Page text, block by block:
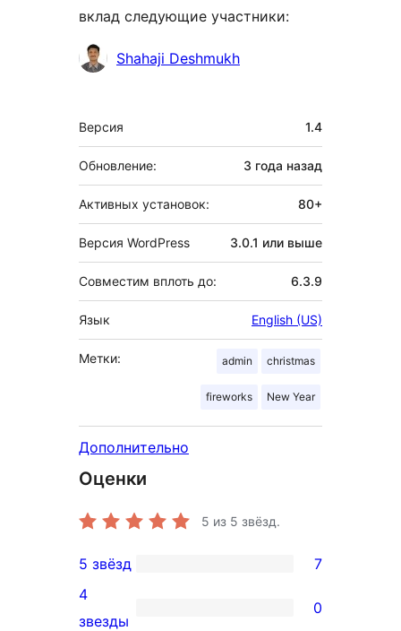
вклад следующие участники:
УчастникиShahaji Deshmukh
Мета
Версия 1.4
Обновление: 3 года назад
Активных установок: 80+
Версия WordPress 3.0.1 или выше
Совместим вплоть до: 6.3.9
Язык English (US)
Метки: admin christmas
fireworks New Year
Дополнительно
Оценки
5 из 5 звёзд.
7
5-
5 звёзд 7
0
4
звезды
0